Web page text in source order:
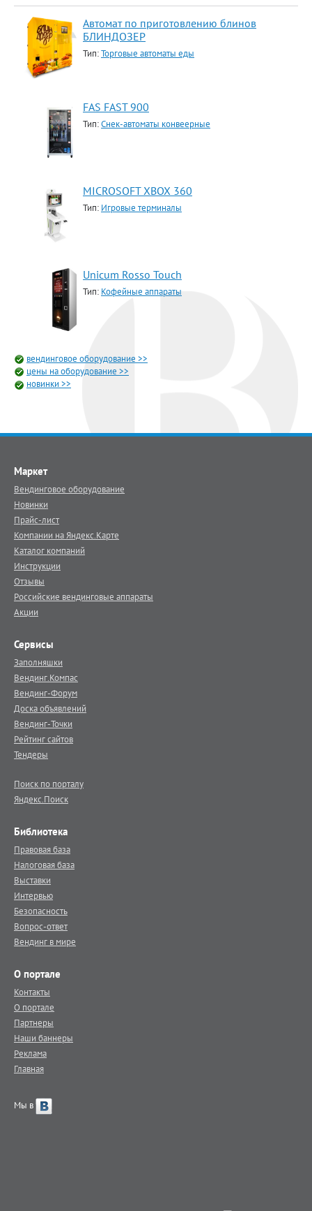
Автомат по приготовлению блинов
БЛИНДОЗЕР
Тип:Торговые автоматы еды
FAS FAST 900
Тип:Снек-автоматы конвеерные
MICROSOFT XBOX 360
Тип: Игровые терминалы
Unicum Rosso Touch
Тип: Кофейные аппараты
вендинговое оборудование >>
цены на оборудование >>
новинки >>
Маркет
Вендинговое оборудование
Новинки
Прайс-лист
Компании на Яндекс.Карте
Каталог компаний
Инструкции
Отзывы
Российские вендинговые аппараты
Акции
Сервисы
Заполняшки
Вендинг.Компас
Вендинг-Форум
Доска объявлений
Вендинг-Точки
Рейтинг сайтов
Тендеры
Поиск по порталу
Яндекс.Поиск
Библиотека
Правовая база
Налоговая база
Выставки
Интервью
Безопасность
Вопрос-ответ
Вендинг в мире
О портале
Контакты
О портале
Партнеры
Наши баннеры
Реклама
Главная
Мы в